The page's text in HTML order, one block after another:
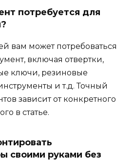
потребуется для
вам может потребоваться
включая отвертки,
ключи, резиновые
и т.д. Точный
зависит от конкретного
в статье.
своими руками без